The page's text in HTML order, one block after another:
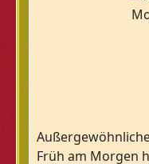
Früh am Morgen